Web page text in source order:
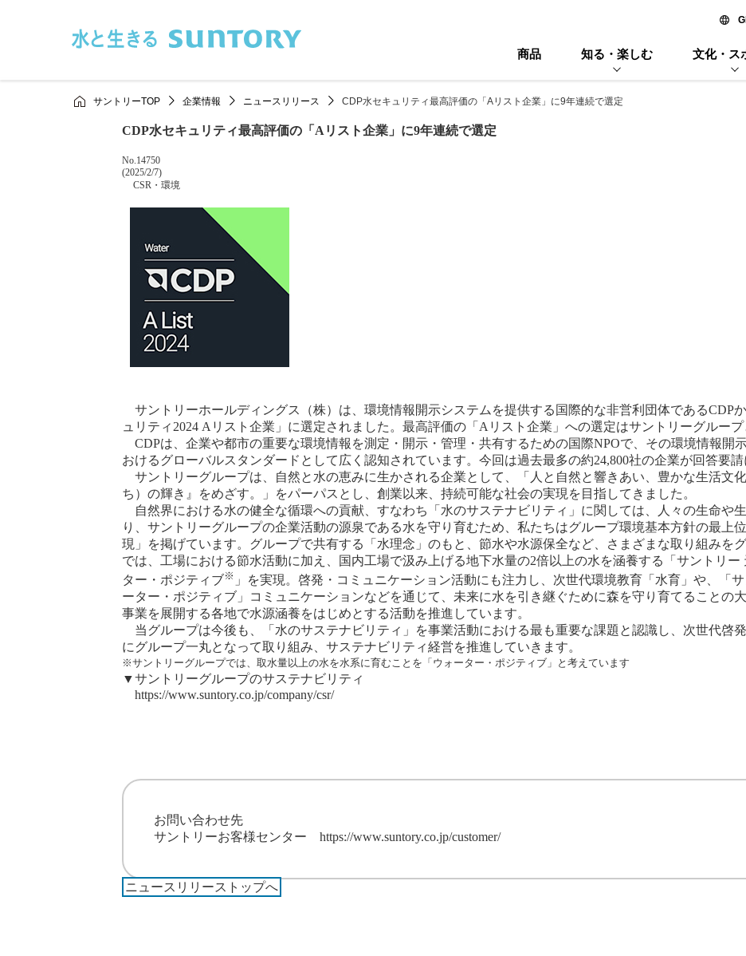
商品 知る・楽しむ 文化・ス
サントリーTOP 企業情報 ニュースリリース CDP水セキュリティ最高評価の「Aリスト企業」に9年連続で選定
CDP水セキュリティ最高評価の「Aリスト企業」に9年連続で選定
掲載番号
No.14750
掲載日
(2025/2/7)
カテゴリー
CSR・環境
サントリーホールディングス（株）は、環境情報開示システムを提供する国際的な非営利団体であるCDP
ュリティ2024 Aリスト企業」に選定されました。最高評価の「Aリスト企業」への選定はサントリーグループ
CDPは、企業や都市の重要な環境情報を測定・開示・管理・共有するための国際NPOで、その環境情報開
おけるグローバルスタンダードとして広く認知されています。今回は過去最多の約24,800社の企業が回答要請
サントリーグループは、自然と水の恵みに生かされる企業として、「人と自然と響きあい、豊かな生活文
ち）の輝き』をめざす。」をパーパスとし、創業以来、持続可能な社会の実現を目指してきました。
自然界における水の健全な循環への貢献、すなわち「水のサステナビリティ」に関しては、人々の生命や
り、サントリーグループの企業活動の源泉である水を守り育むため、私たちはグループ環境基本方針の最上
現」を掲げています。グループで共有する「水理念」のもと、節水や水源保全など、さまざまな取り組みを
では、工場における節水活動に加え、国内工場で汲み上げる地下水量の2倍以上の水を涵養する「サントリ
ター・ポジティブ※ 」を実現。啓発・コミュニケーション活動にも注力し、次世代環境教育「水育」や、「
ーター・ポジティブ」コミュニケーションなどを通じて、未来に水を引き継ぐために森を守り育てることの
事業を展開する各地で水源涵養をはじめとする活動を推進しています。
当グループは今後も、「水のサステナビリティ」を事業活動における最も重要な課題と認識し、次世代啓
にグループ一丸となって取り組み、サステナビリティ経営を推進していきます。
※サントリーグループでは、取水量以上の水を水系に育むことを「ウォーター・ポジティブ」と考えています
▼サントリーグループのサステナビリティ
https://www.suntory.co.jp/company/csr/
お問い合わせ先
サントリーお客様センター https://www.suntory.co.jp/customer/
ニュースリリーストップへ